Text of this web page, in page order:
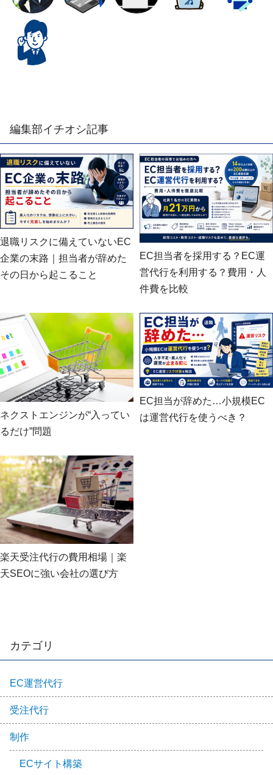
編集部イチオシ記事
退職リスクに備えていないEC
企業の末路｜担当者が辞めた
その日から起こること
EC担当者を採用する？EC運
営代行を利用する？費用・人
件費を比較
ネクストエンジンが“入ってい
るだけ”問題
EC担当が辞めた…小規模EC
は運営代行を使うべき？
楽天受注代行の費用相場｜楽
天SEOに強い会社の選び方
カテゴリ
EC運営代行
受注代行
制作
ECサイト構築